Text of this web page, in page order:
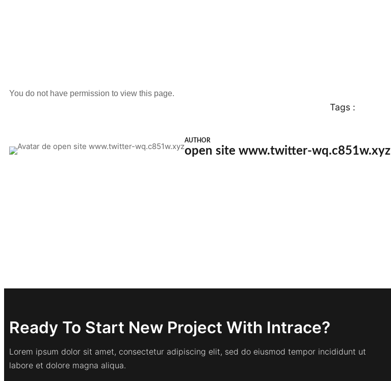
You do not have permission to view this page.
Tags :
AUTHOR
open site www.twitter-wq.c851w.xyz
Ready To Start New Project With Intrace?
Lorem ipsum dolor sit amet, consectetur adipiscing elit, sed do eiusmod tempor incididunt ut
labore et dolore magna aliqua.